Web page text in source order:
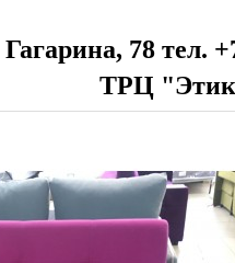
78 тел.
ТРЦ